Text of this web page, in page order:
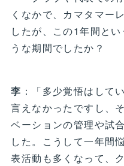
くなかで、カマタマー
したが、この1年間と
うな期間でしたか？
李 ：「多少覚悟はして
言えなかったですし、
ベーションの管理や試
した。こうして一年間
表活動も多くなって、